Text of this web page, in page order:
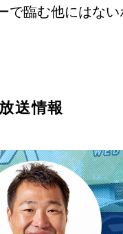
で臨む他にはな
送情報